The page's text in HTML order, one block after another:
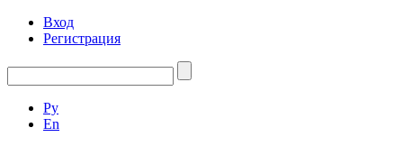
Вход
Регистрация
Ру
En